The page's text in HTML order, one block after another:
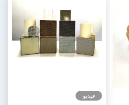
فيديو